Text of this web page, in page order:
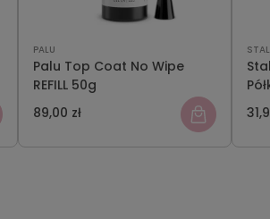
PALU
Palu Top Coat No Wipe
REFILL 50g
89,00 zł
25